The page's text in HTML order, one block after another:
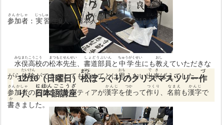
参加者
さんかしゃ
： 実習生
じっしゅうせい
9 人、日本人
にほんじん
ボランティア12人
にん
水俣高校
みなまたこうこう
の松本
まつもと
先生
せんせい
、書道部員
しょどうぶいん
と 中学生
ちゅうがくせい
にも教
おし
えていただきな
がら体験
たいけん
ができ、とても初
はじ
めてとは思
おも
えない出来
でき
ばえでした。
参加者
さんかしゃ
の名前
なまえ
をボランティアが漢字
かんじ
を使
つか
って作り
つくり
、名前
なまえ
も漢字
かんじ
で
書
か
きました。
12/10（日曜日）松
まつ
ぼっくりのクリスマスツリー作
づ
り、日本語講座
にほんごこうざ